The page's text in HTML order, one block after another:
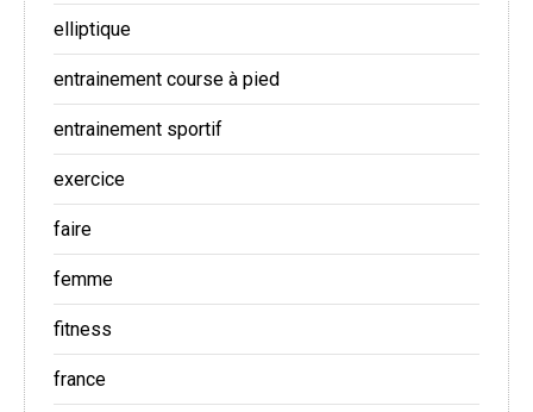
elliptique
entrainement course à pied
entrainement sportif
exercice
faire
femme
fitness
france